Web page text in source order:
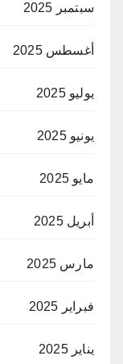
سبتمبر 2025
أغسطس 2025
يوليو 2025
يونيو 2025
مايو 2025
أبريل 2025
مارس 2025
فبراير 2025
يناير 2025